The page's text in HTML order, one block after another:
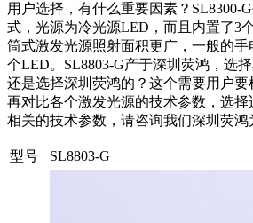
用户选择，有什么重要因素？SL8300-
式，光源为冷光源LED，而且内置了3
筒式激发光源照射面积更广，一般的手
个LED。SL8803-G产于深圳荧鸿，选
还是选择深圳荧鸿的？这个需要用户要
再对比各个激发光源的技术参数，选
相关的技术参数，请咨询我们深圳荧鸿
型号 SL8803-G